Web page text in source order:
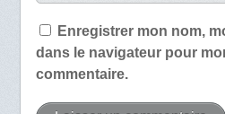
Enregistrer mon nom,
dans le navigateur pour
commentaire.